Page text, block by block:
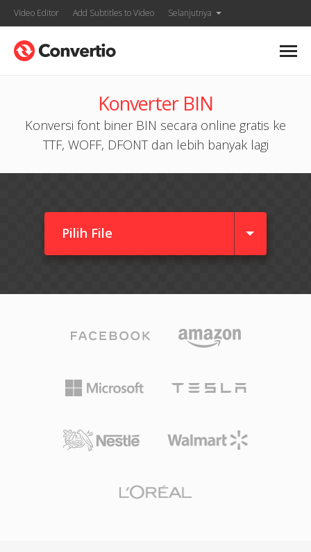
Video Editor Add Subtitles to Video Selanjutnya
Konverter BIN
Konversi font biner BIN secara online gratis ke
TTF, WOFF, DFONT dan lebih banyak lagi
Pilih File